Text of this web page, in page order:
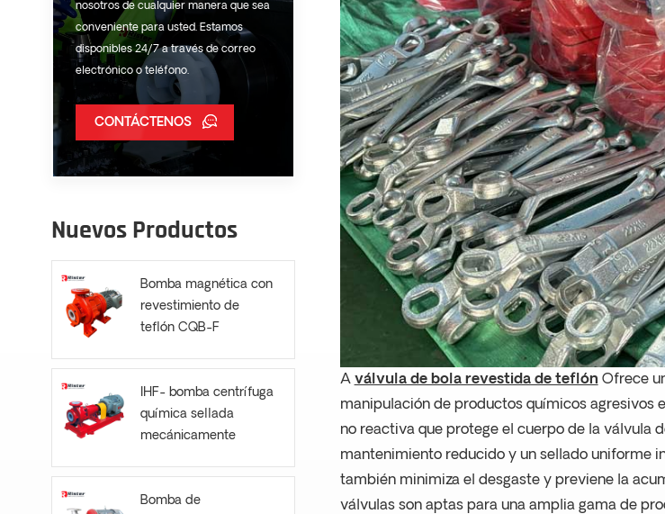
A válvula de bola revestida de teflón Ofrece
manipulación de productos químicos agresivos
no reactiva que protege el cuerpo de la válvula
mantenimiento reducido y un sellado uniforme
también minimiza el desgaste y previene la
válvulas son aptas para una amplia gama de
nosotros de cualquier manera que sea
conveniente para usted. Estamos
disponibles 24/7 a través de correo
electrónico o teléfono.
CONTÁCTENOS
Nuevos Productos
Bomba magnética con
revestimiento de
teflón CQB-F
IHF- bomba centrífuga
química sellada
mecánicamente
Bomba de